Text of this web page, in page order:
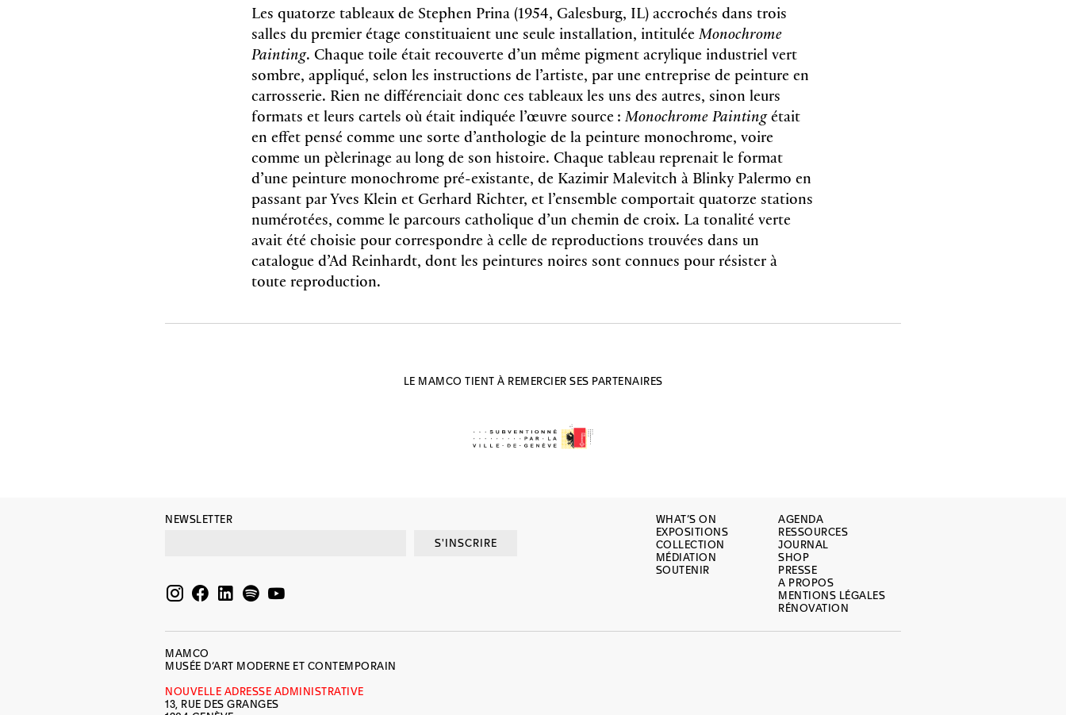
Les quatorze tableaux de Stephen Prina (1954, Galesburg, IL) accrochés dans trois
salles du premier étage constituaient une seule installation, intituléeMonochrome
Painting. Chaque toile était recouverte d’un même pigment acrylique industriel vert
sombre, appliqué, selon les instructions de l’artiste, par une entreprise de peinture en
carrosserie. Rien ne différenciait donc ces tableaux les uns des autres, sinon leurs
formats et leurs cartels où était indiquée l’œuvre source : Monochrome Paintingétait
en effet pensé comme une sorte d’anthologie de la peinture monochrome, voire
comme un pèlerinage au long de son histoire. Chaque tableau reprenait le format
d’une peinture monochrome pré-existante, de Kazimir Malevitch à Blinky Palermo en
passant par Yves Klein et Gerhard Richter, et l’ensemble comportait quatorze stations
numérotées, comme le parcours catholique d’un chemin de croix. La tonalité verte
avait été choisie pour correspondre à celle de reproductions trouvées dans un
catalogue d’Ad Reinhardt, dont les peintures noires sont connues pour résister à
toute reproduction.
LE MAMCO TIENT À REMERCIER SES PARTENAIRES
NEWSLETTER
S'INSCRIRE
WHAT’S ON
EXPOSITIONS
COLLECTION
MÉDIATION
SOUTENIR
AGENDA
RESSOURCES
JOURNAL
SHOP
PRESSE
A PROPOS
MENTIONS LÉGALES
RÉNOVATION
MAMCO
MUSÉE D’ART MODERNE ET CONTEMPORAIN
NOUVELLE ADRESSE ADMINISTRATIVE
13, RUE DES GRANGES